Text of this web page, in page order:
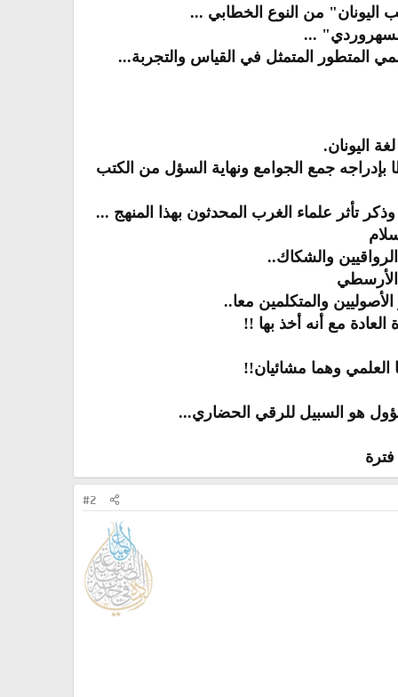
اليونان" من النوع الخطابي ...
...
المتطور المتمثل في القياس والتجربة...
بإدراجه جمع الجوامع ونهاية السؤل من الكتب
هو السبيل للرقي الحضاري...
#2